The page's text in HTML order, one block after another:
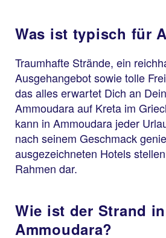
Was ist typisch für
Traumhafte Strände, ein
Ausgehangebot sowie tolle
das alles erwartet Dich an
Ammoudara auf Kreta im
kann in Ammoudara jeder
nach seinem Geschmack
ausgezeichneten Hotels
Rahmen dar.
Wie ist der Strand in
Ammoudara?